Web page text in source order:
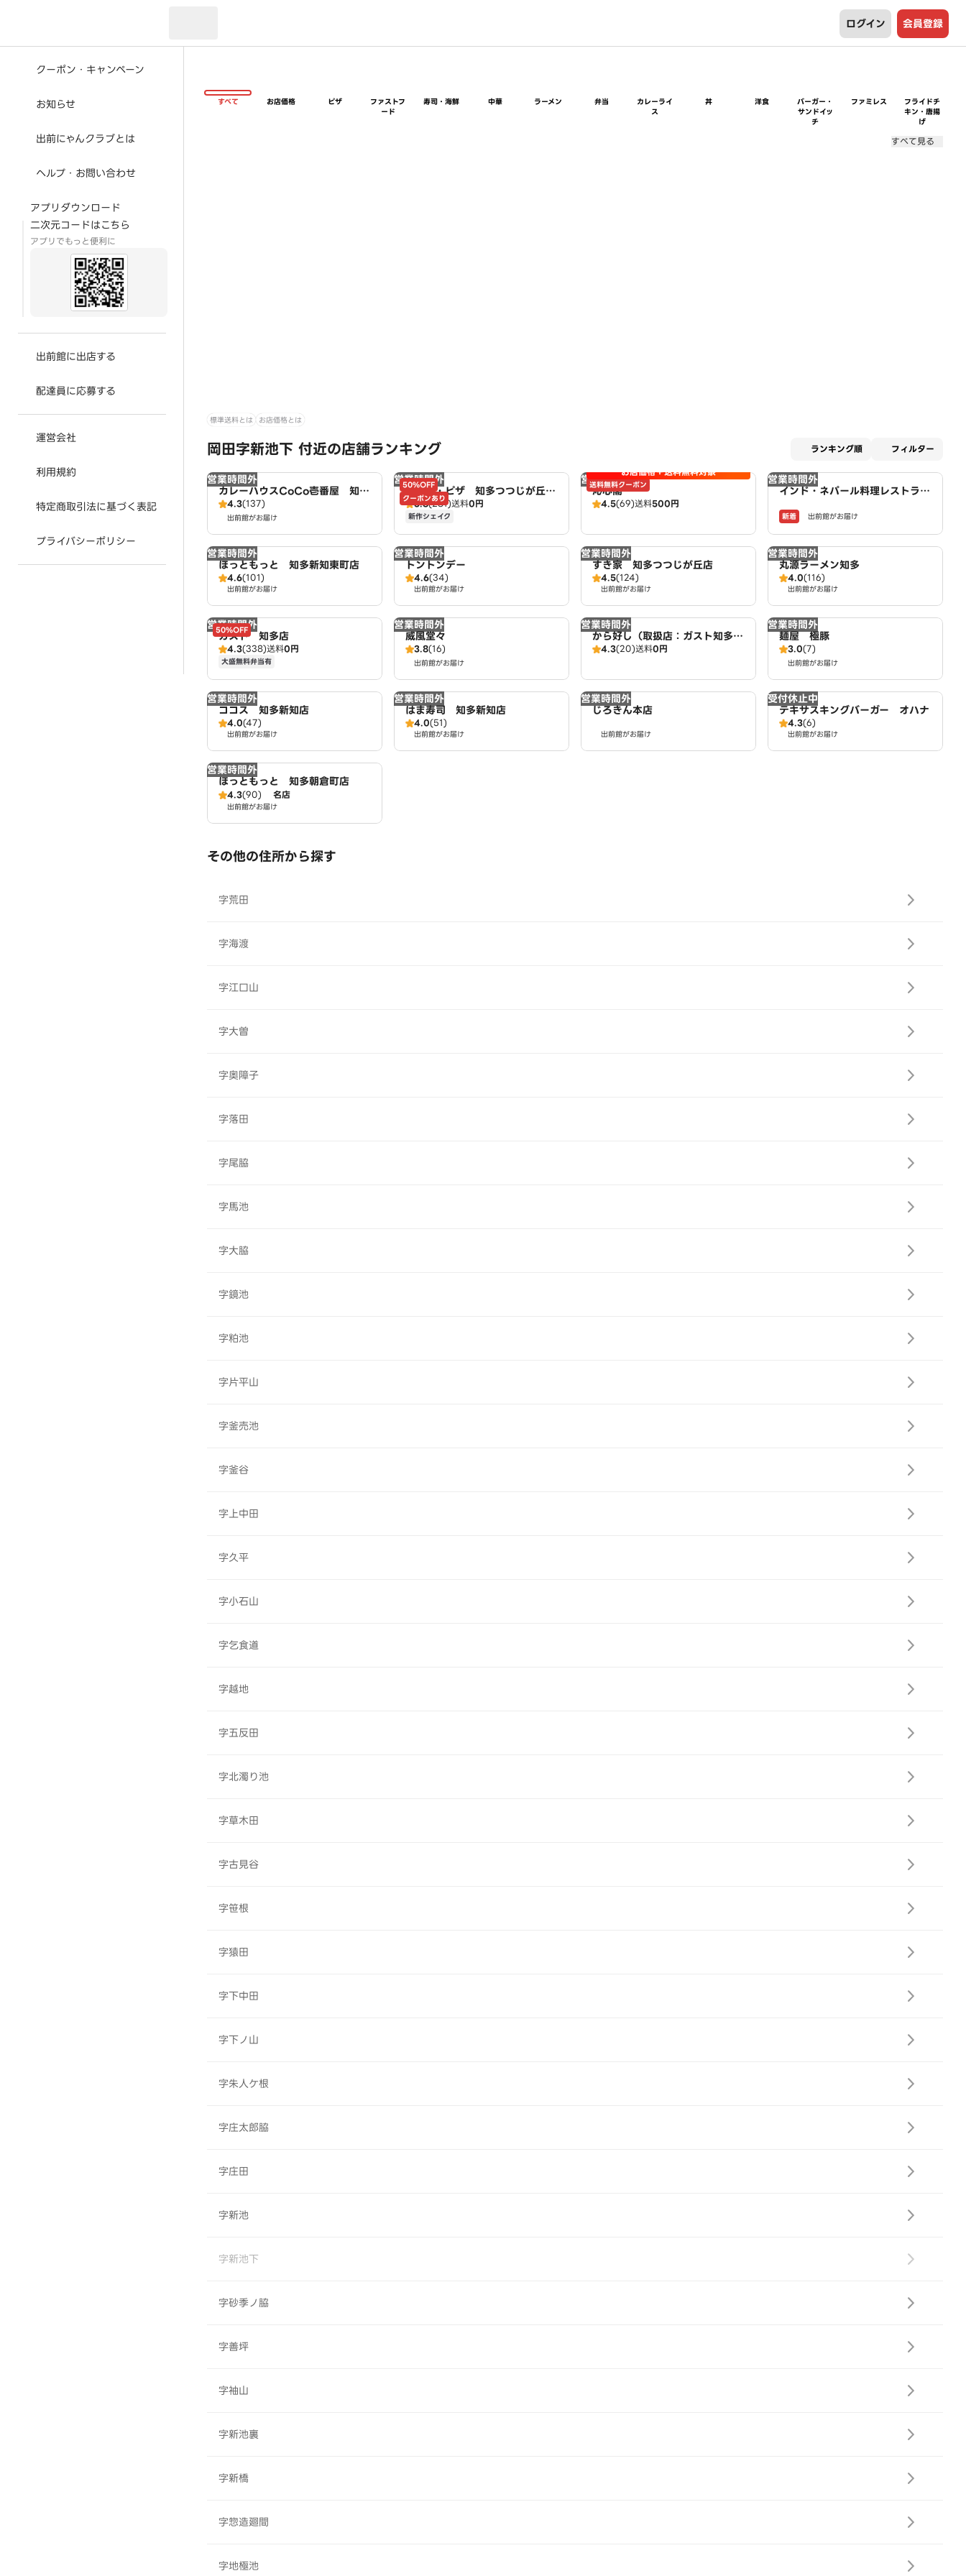
ログイン 会員登録
クーポン・キャンペーン
お知らせ
出前にゃんクラブとは
ヘルプ・お問い合わせ
アプリダウンロード
二次元コードはこちら
アプリでもっと便利に
出前館に出店する
配達員に応募する
運営会社
利用規約
特定商取引法に基づく表記
プライバシーポリシー
すべて お店価格 ピザ
ファストフ
ード
寿司・海鮮 中華 ラーメン 弁当
カレーライ
ス
丼 洋食
バーガー・
サンドイッ
チ
ファミレス
フライドチ
キン・唐揚
げ
すべて見る
標準送料とは お店価格とは
岡田字新池下 付近の店舗ランキング ランキング順 フィルター
営業時間外
カレーハウスCoCo壱番屋 知多
新知店（SD）
4.3(137)
出前館がお届け
営業時間外
50%OFF
クーポンあり
ドミノ・ピザ 知多つつじが丘
店 Domino's
3.8(281)送料0円
新作シェイク
営業時間外
送料無料クーポン
お店価格＋送料無料対象
沁心閣
4.5(69)送料500円
営業時間外
インド・ネパール料理レストラン
新着 出前館がお届け
営業時間外
ほっともっと 知多新知東町店
4.6(101)
出前館がお届け
営業時間外
トントンデー
4.6(34)
出前館がお届け
営業時間外
すき家 知多つつじが丘店
4.5(124)
出前館がお届け
営業時間外
丸源ラーメン知多
4.0(116)
出前館がお届け
営業時間外
50%OFF
ガスト 知多店
4.3(338)送料0円
大盛無料弁当有
営業時間外
威風堂々
3.8(16)
出前館がお届け
営業時間外
から好し（取扱店：ガスト知多
店）
4.3(20)送料0円
営業時間外
麺屋 極豚
3.0(7)
出前館がお届け
営業時間外
ココス 知多新知店
4.0(47)
出前館がお届け
営業時間外
はま寿司 知多新知店
4.0(51)
出前館がお届け
営業時間外
じろきん本店
出前館がお届け
受付休止中
テキサスキングバーガー オハナ
4.3(6)
出前館がお届け
営業時間外
ほっともっと 知多朝倉町店
4.3(90) 名店
出前館がお届け
その他の住所から探す
字荒田
字海渡
字江口山
字大曽
字奥障子
字落田
字尾脇
字馬池
字大脇
字鏡池
字粕池
字片平山
字釜売池
字釜谷
字上中田
字久平
字小石山
字乞食道
字越地
字五反田
字北濁り池
字草木田
字古見谷
字笹根
字猿田
字下中田
字下ノ山
字朱人ケ根
字庄太郎脇
字庄田
字新池
字新池下
字砂季ノ脇
字善坪
字袖山
字新池裏
字新橋
字惣造廻間
字地極池